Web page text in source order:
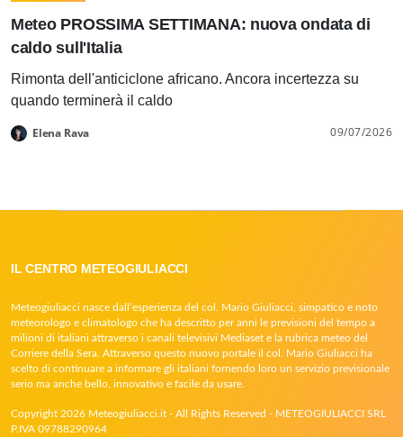
Meteo PROSSIMA SETTIMANA: nuova ondata di
caldo sull'Italia
Rimonta dell'anticiclone africano. Ancora incertezza su
quando terminerà il caldo
Elena Rava 09/07/2026
IL CENTRO METEOGIULIACCI
Meteogiuliacci nasce dall’esperienza del col. Mario Giuliacci, simpatico e noto
meteorologo e climatologo che ha descritto per anni le previsioni del tempo a
milioni di italiani attraverso i canali televisivi Mediaset e la rubrica meteo del
Corriere della Sera. Attraverso questo nuovo portale il col. Mario Giuliacci ha
scelto di continuare a informare gli italiani fornendo loro un servizio previsionale
serio ma anche bello, innovativo e facile da usare.
Copyright 2026 Meteogiuliacci.it - All Rights Reserved - METEOGIULIACCI SRL
P.IVA 09788290964